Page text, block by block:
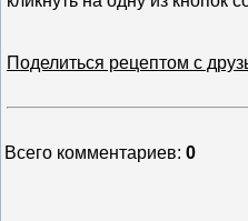
Поделиться рецептом с
Всего комментариев: 0